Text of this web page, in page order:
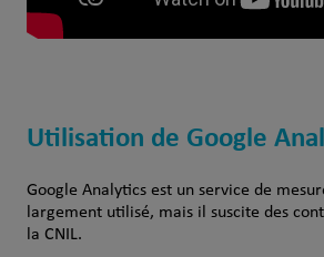
Utilisation de Google
Google Analytics est un service de
largement utilisé, mais il suscite des
la CNIL.